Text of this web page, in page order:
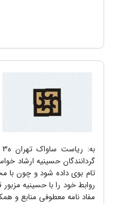
به:
گردانندگان حسینیه ارشاد
تام بوى داده شود و چون با
روابط خود را با حسینیه مزبور
مفاد نامه معطوفى منابع و